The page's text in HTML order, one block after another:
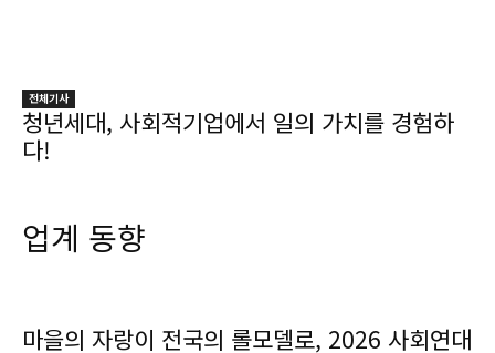
전체기사
청년세대, 사회적기업에서 일의 가치를 경험하
다!
업계 동향
마을의 자랑이 전국의 롤모델로, 2026 사회연대